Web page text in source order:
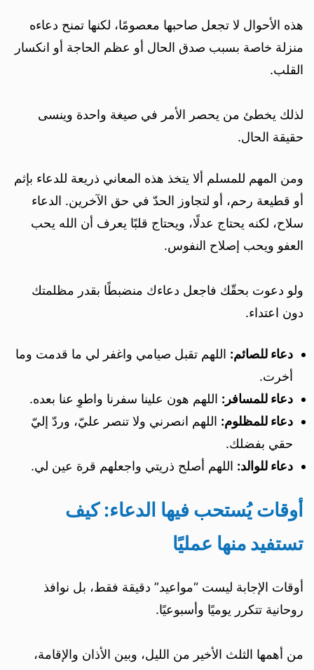
هذه الأحوال لا تجعل صاحبها معصومًا، لكنها تمنح دعاءه
منزلة خاصة بسبب صدق الحال أو عظم الحاجة أو انكسار
القلب.
لذلك يخطئ من يحصر الأمر في صيغة واحدة وينسى
حقيقة الحال.
ومن المهم للمسلم ألا يتخذ هذه المعاني ذريعة للدعاء بإثم
أو قطيعة رحم، أو لتجاوز الحدّ في حق الآخرين. الدعاء
سلاح، لكنه يحتاج عدلًا، ويحتاج قلبًا يعرف أن الله يحب
العفو ويحب إصلاح النفوس.
ولو دعوت بحقّك فاجعل دعاءك منضبطًا بقدر مظلمتك
دون اعتداء.
دعاء للصائم: اللهم تقبل صيامي واغفر لي ما قدمت وما
أخرت.
دعاء للمسافر: اللهم هون علينا سفرنا واطوِ عنا بعده.
دعاء للمظلوم: اللهم انصرني ولا تنصر عليّ، وردّ إليّ
حقي بفضلك.
دعاء للوالد: اللهم أصلح ذريتي واجعلهم قرة عين لي.
أوقات يُستحب فيها الدعاء: كيف
تستفيد منها عمليًا
أوقات الإجابة ليست “مواعيد” دقيقة فقط، بل نوافذ
روحانية تتكرر يوميًا وأسبوعيًا.
من أهمها الثلث الأخير من الليل، وبين الأذان والإقامة،